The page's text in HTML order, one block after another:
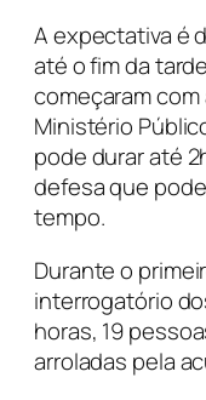
A expectativa é
até o fim da
começaram
Ministério
pode durar até
defesa que
tempo.
Durante o
interrogatório
horas, 19
arroladas pela